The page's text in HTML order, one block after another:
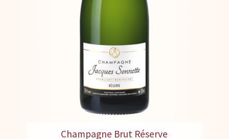
Champagne Brut Réserve